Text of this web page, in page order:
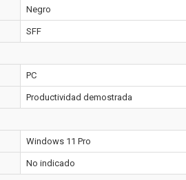
Negro
SFF
PC
Productividad demostrada
Windows 11 Pro
No indicado